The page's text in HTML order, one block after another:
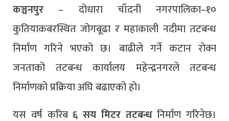
कञ्चनपुर – दोधारा चाँदनी नगरपालिका–१०
कुतियाकबरस्थित जोगबूढा र महाकाली नदीमा तटबन्ध
निर्माण गरिने भएको छ। बाढीले गर्ने कटान रोक्न
जनताको तटबन्ध कार्यालय महेन्द्रनगरले तटबन्ध
निर्माणको प्रक्रिया अघि बढाएको हो।
यस वर्ष करिब ६ सय मिटर तटबन्धनिर्माण गरिनेछ।